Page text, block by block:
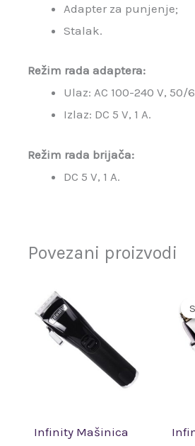
Adapter za punjenje;
Stalak.
Režim rada adaptera:
Ulaz: AC 100-240 V, 50/
Izlaz: DC 5 V, 1 A.
Režim rada brijača:
DC 5 V, 1 A.
Povezani proizvodi
Infinity Mašinica